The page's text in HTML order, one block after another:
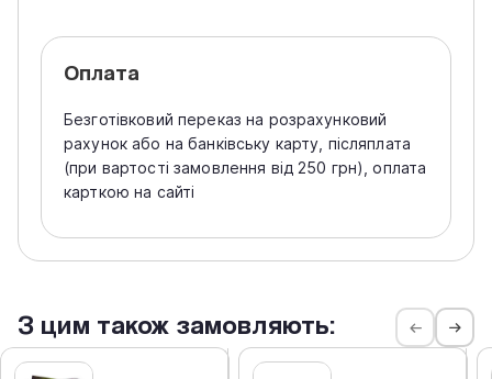
Оплата
Безготівковий переказ на розрахунковий
рахунок або на банківську карту, післяплата
(при вартості замовлення від 250 грн), оплата
карткою на сайті
З цим також замовляють: